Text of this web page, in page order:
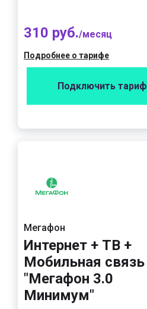
310 руб./месяц
Подробнее о тарифе
Подключить тариф
Мегафон
Интернет + ТВ +
Мобильная связь
"Мегафон 3.0
Минимум"